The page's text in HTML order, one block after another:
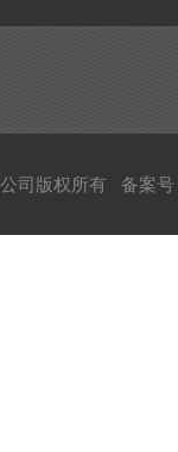
司版权所有 备案号